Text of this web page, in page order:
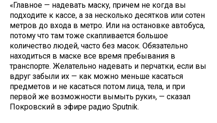
«Главное — надевать маску, причем не когда вы
подходите к кассе, а за несколько десятков или сотен
метров до входа в метро. Или на остановке автобуса,
потому что там тоже скапливается большое
количество людей, часто без масок. Обязательно
находиться в маске все время пребывания в
транспорте. Желательно надевать и перчатки, если вы
вдруг забыли их — как можно меньше касаться
предметов и не касаться потом лица, тела, и при
первой же возможности вымыть руки», — сказал
Покровский в эфире радио Sputnik.